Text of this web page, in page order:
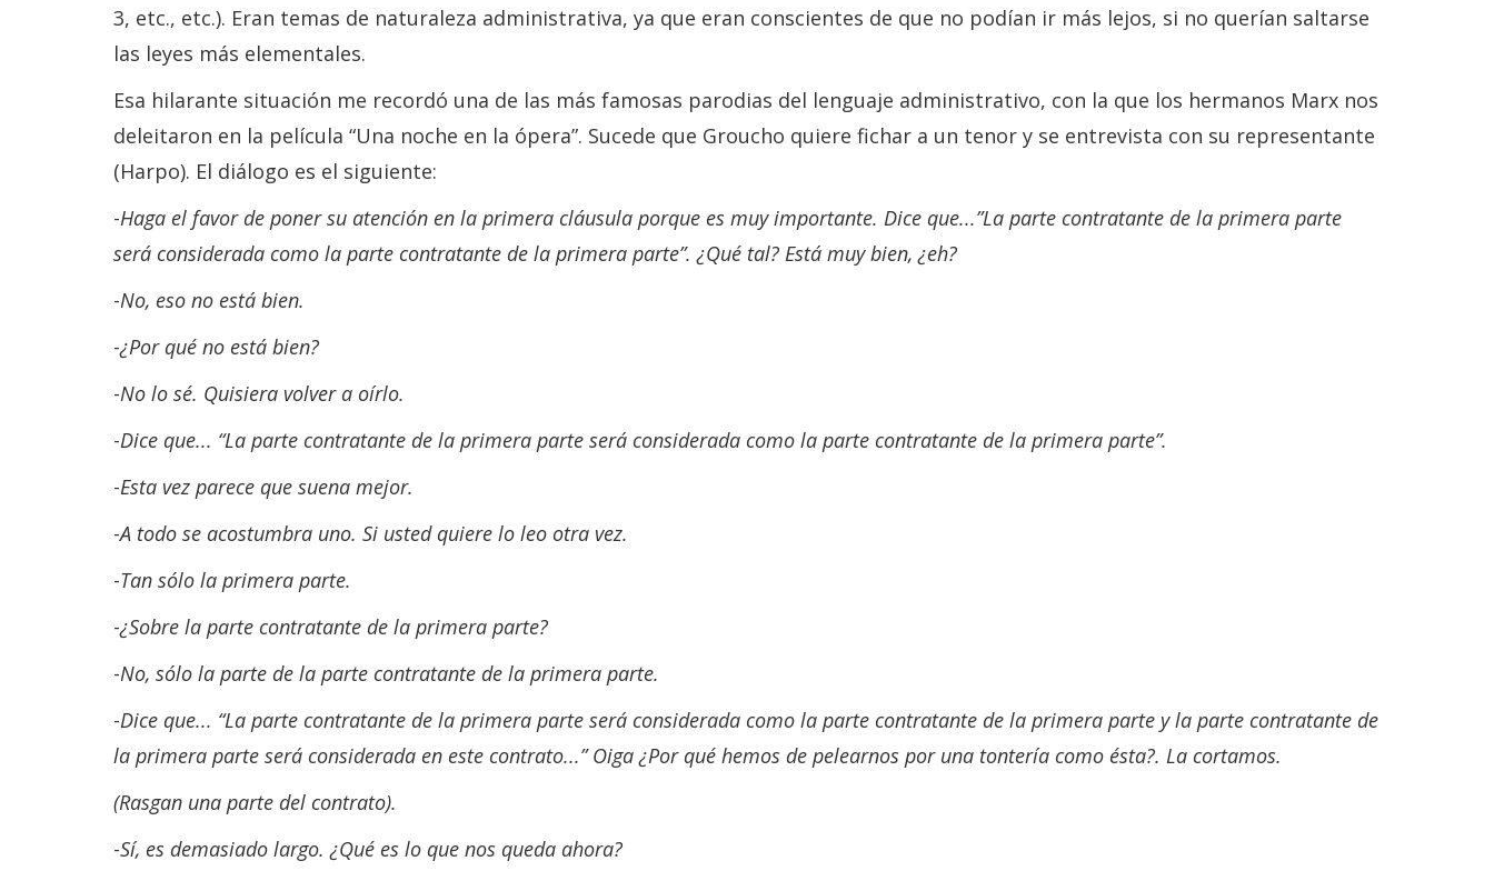
3, etc., etc.). Eran temas de naturaleza administrativa, ya que eran conscientes de que no podían ir más lejos, si no querían saltarse
las leyes más elementales.
Esa hilarante situación me recordó una de las más famosas parodias del lenguaje administrativo, con la que los hermanos Marx nos
deleitaron en la película “Una noche en la ópera”. Sucede que Groucho quiere fichar a un tenor y se entrevista con su representante
(Harpo). El diálogo es el siguiente:
-Haga el favor de poner su atención en la primera cláusula porque es muy importante. Dice que...”La parte contratante de la primera parte
será considerada como la parte contratante de la primera parte”. ¿Qué tal? Está muy bien, ¿eh?
-No, eso no está bien.
-¿Por qué no está bien?
-No lo sé. Quisiera volver a oírlo.
-Dice que... “La parte contratante de la primera parte será considerada como la parte contratante de la primera parte”.
-Esta vez parece que suena mejor.
-A todo se acostumbra uno. Si usted quiere lo leo otra vez.
-Tan sólo la primera parte.
-¿Sobre la parte contratante de la primera parte?
-No, sólo la parte de la parte contratante de la primera parte.
-Dice que... “La parte contratante de la primera parte será considerada como la parte contratante de la primera parte y la parte contratante de
la primera parte será considerada en este contrato...” Oiga ¿Por qué hemos de pelearnos por una tontería como ésta?. La cortamos.
(Rasgan una parte del contrato).
-Sí, es demasiado largo. ¿Qué es lo que nos queda ahora?